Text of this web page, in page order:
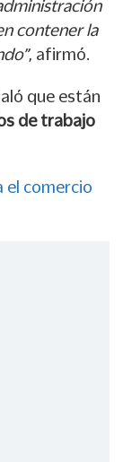
contener la
, afirmó.
que están
de trabajo
el comercio